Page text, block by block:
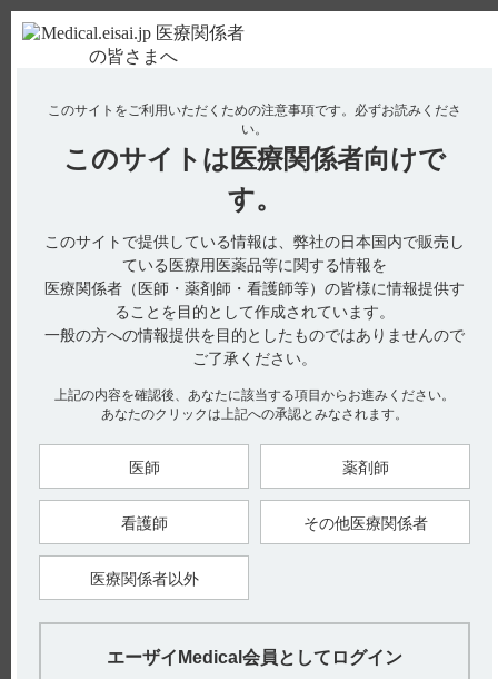
使用期限検索 Drug Information
No : 2178
【コスパノン】 有効成分の一般名を教えてくだ
【コスパノン】
有効成分の一般名を教えてください。
インタビューフォームの名称に関する項目には、以下の記載が
あります。
・和名（命名法）
フロプロピオン（JAN）
Flopropione（JAN、INN）
・ステム
■化学名（命名法）又は本質（引用2）
1­-（2, 4, 6­-Trihydroxyphenyl）propan­-1-­one（IUPAC命名法によ
■慣用名、別名、略号、記号番号
略号：THPP
文献では、フロプロピオン、Flopropione 以外に、Trihydroxy
propiophenone、2,4,6-Trihydroxy-propiophenone、THPPとして記
載されることがあります。
このサイトをご利用いただくための注意事項です。 必ずお読みくださ
い。
このサイトは 医療関係者向けで
す。
このサイトで提供している情報は、弊社の日本国内で販売し
ている医療用医薬品等に関する情報を
医療関係者（医師・薬剤師・看護師等）の皆様に情報提供す
ることを目的として作成されています。
一般の方への情報提供を目的としたものではありませんので
ご了承ください。
上記の内容を確認後、あなたに該当する項目からお進みください。
あなたのクリックは上記への承認とみなされます。
医師 薬剤師
看護師 その他医療関係者
医療関係者以外
エーザイMedical会員としてログイン